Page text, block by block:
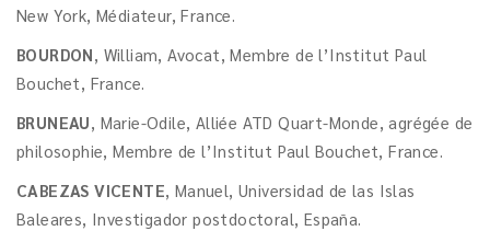
New York, Médiateur, France.
BOURDON, William, Avocat, Membre de l’Institut Paul
Bouchet, France.
BRUNEAU, Marie-Odile, Alliée ATD Quart-Monde, agrégée de
philosophie, Membre de l’Institut Paul Bouchet, France.
CABEZAS VICENTE, Manuel, Universidad de las Islas
Baleares, Investigador postdoctoral, España.